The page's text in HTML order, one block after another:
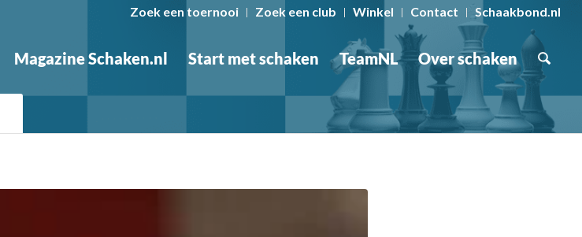
Zoek een toernooi Zoek een club Winkel Contact Schaakbond.nl
Magazine Schaken.nl Start met schaken TeamNL Over schaken